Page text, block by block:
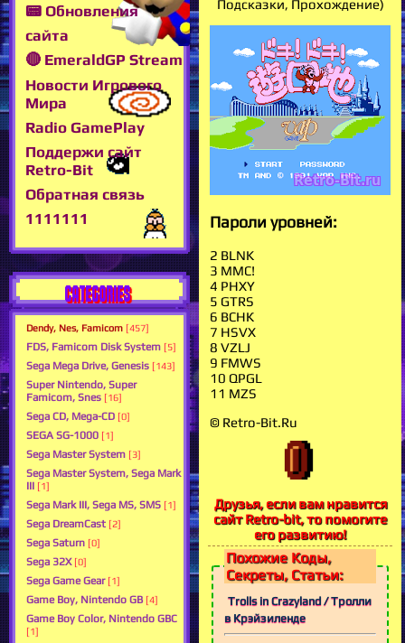
📟 Обновления
сайта
🔴 EmeraldGP Stream
Новости Игрового
Мира
Radio GamePlay
Поддержи сайт
Retro-Bit
Обратная связь
1111111
CATEGORIES
Dendy, Nes, Famicom [457]
FDS, Famicom Disk System [5]
Sega Mega Drive, Genesis [143]
Super Nintendo, Super
Famicom, Snes [16]
Sega CD, Mega-CD [0]
SEGA SG-1000 [1]
Sega Master System [3]
Sega Master System, Sega Mark
III [1]
Sega Mark III, Sega MS, SMS [1]
Sega DreamCast [2]
Sega Saturn [0]
Sega 32X [0]
Sega Game Gear [1]
Game Boy, Nintendo GB [4]
Game Boy Color, Nintendo GBC
[1]
Подсказки, Прохождение)
Пароли уровней:
2 BLNK
3 ММС!
4 PHXY
5 GTRS
6 ВСНК
7 HSVX
8 VZLJ
9 FMWS
10 QPGL
11 MZS
© Retro-Bit.Ru
Друзья, если вам нравится
сайт Retro-bit, то помогите
его развитию!
Похожие Коды,
Секреты, Статьи:
Trolls in Crazyland / Тролли
в Крэйзиленде